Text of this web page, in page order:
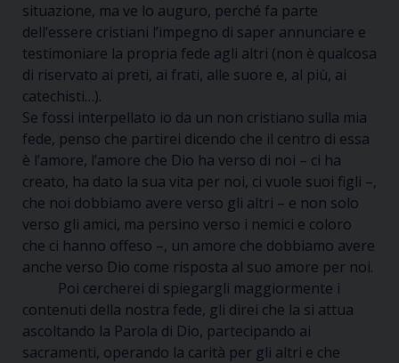
situazione, ma ve lo auguro, perché fa parte
dell’essere cristiani l’impegno di saper annunciare e
testimoniare la propria fede agli altri (non è qualcosa
di riservato ai preti, ai frati, alle suore e, al più, ai
catechisti…).
Se fossi interpellato io da un non cristiano sulla mia
fede, penso che partirei dicendo che il centro di essa
è l’amore, l’amore che Dio ha verso di noi – ci ha
creato, ha dato la sua vita per noi, ci vuole suoi figli –,
che noi dobbiamo avere verso gli altri – e non solo
verso gli amici, ma persino verso i nemici e coloro
che ci hanno offeso –, un amore che dobbiamo avere
anche verso Dio come risposta al suo amore per noi.
Poi cercherei di spiegargli maggiormente i
contenuti della nostra fede, gli direi che la si attua
ascoltando la Parola di Dio, partecipando ai
sacramenti, operando la carità per gli altri e che